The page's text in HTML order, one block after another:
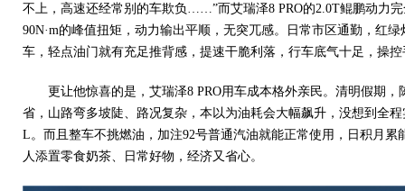
不上，高速还经常别的车欺负……”而艾瑞泽8 PRO的2.0T鲲鹏动力
90N·m的峰值扭矩，动力输出平顺，无突兀感。日常市区通勤，红
车，轻点油门就有充足推背感，提速干脆利落，行车底气十足，操
更让他惊喜的是，艾瑞泽8 PRO用车成本格外亲民。清明假期
省，山路弯多坡陡、路况复杂，本以为油耗会大幅飙升，没想到全
L。而且整车不挑燃油，加注92号普通汽油就能正常使用，日积月累
人添置零食奶茶、日常好物，经济又省心。